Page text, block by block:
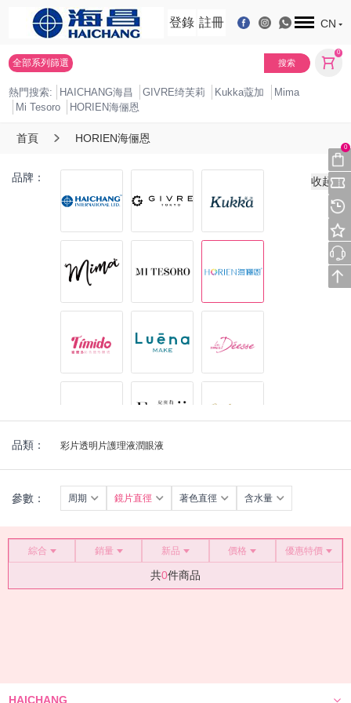
登錄 註冊 CN
全部系列篩選 搜索
0
熱門搜索: HAICHANG海昌 GIVRE绮芙莉 Kukka蔻加
Mima
Mi Tesoro
HORIEN海俪恩
首頁 HORIEN海俪恩
品牌： 收起
品類： 彩片透明片護理液潤眼液
參數： 周期 鏡片直徑 著色直徑 含水量
綜合 銷量 新品 價格 優惠特價
共0件商品
0
HAICHANG